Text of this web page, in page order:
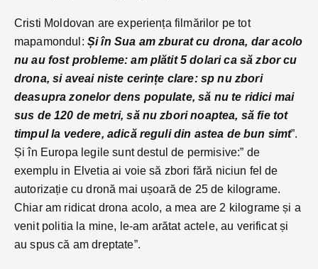
Cristi Moldovan are experiența filmărilor pe tot
mapamondul: Și în Sua am zburat cu drona, dar acolo
nu au fost probleme: am plătit 5 dolari ca să zbor cu
drona, si aveai niste cerințe clare: sp nu zbori
deasupra zonelor dens populate, să nu te ridici mai
sus de 120 de metri, să nu zbori noaptea, să fie tot
timpul la vedere, adică reguli din astea de bun simt”.
Și în Europa legile sunt destul de permisive:” de
exemplu in Elvetia ai voie să zbori fără niciun fel de
autorizație cu dronă mai ușoară de 25 de kilograme.
Chiar am ridicat drona acolo, a mea are 2 kilograme și a
venit politia la mine, le-am arătat actele, au verificat și
au spus că am dreptate”.